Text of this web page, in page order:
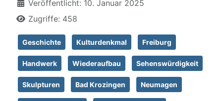
Veröffentlicht: 10. Januar 2025
Zugriffe: 458
Geschichte Kulturdenkmal Freiburg
Handwerk Wiederaufbau Sehenswürdigkeit
Skulpturen Bad Krozingen Neumagen